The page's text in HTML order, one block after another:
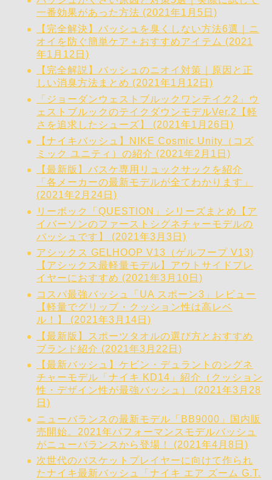
一番効果があった方法 (2021年1月5日)
【完全解決】バッシュを臭くしない方法6選｜ニ
オイを防ぐ簡単ケア＋おすすめアイテム (2021
年1月12日)
【完全解説】バッシュのニオイ対策｜原因と正
しい消臭方法まとめ (2021年1月12日)
「ジョーダンウェストブルックワンテイク2」ウ
ェストブルックのテイクダウンモデルVer.2【軽
さを追求したシューズ】 (2021年1月26日)
【ナイキバッシュ】NIKE Cosmic Unity（コズ
ミック ユニティ）の紹介 (2021年2月1日)
【最新版】バスケ専用リュックサックを紹介
「各メーカーの最新モデルが全てわかります」
(2021年2月24日)
リーボック「QUESTION」シリーズまとめ【ア
イバーソンのファーストシグネチャーモデルの
バッシュです】 (2021年3月3日)
アシックス GELHOOP V13（ゲルフープ V13)
【アシックス最軽量モデル】アウトサイドプレ
イヤーにおすすめ (2021年3月10日)
コスパ最強バッシュ「UA スポーン3」レビュー
【軽量でグリップ・クッション性は高レベ
ル！】 (2021年3月14日)
【最新版】スポーツタオルの選び方とおすすめ
ブランド紹介 (2021年3月22日)
【最新バッシュ】ケビン・デュラントのシグネ
チャーモデル「ナイキ KD14」紹介（クッション
性・デザイン性が最強バッシュ） (2021年3月28
日)
ニューバランスの最新モデル「BB9000」国内販
売開始。2021年パフォーマンスモデルバッシュ
がニューバランスから登場！ (2021年4月8日)
次世代のバスケットプレイヤーに向けて作られ
たナイキ最新バッシュ「ナイキ エア ズーム G.T.